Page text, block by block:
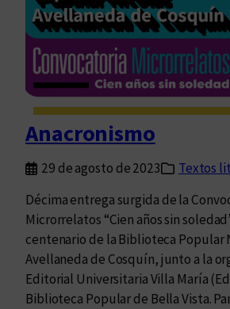
Anacronismo
29 de agosto de 2023
Textos
Décima entrega surgida de la
Microrrelatos “Cien años sin
centenario de la Biblioteca Popular
Avellaneda de Cosquín, junto a la
Editorial Universitaria Villa María
Biblioteca Popular de Bella Vista.